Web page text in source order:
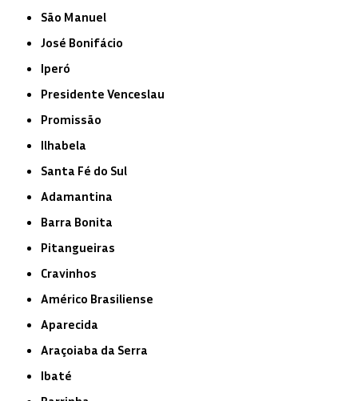
São Manuel
José Bonifácio
Iperó
Presidente Venceslau
Promissão
Ilhabela
Santa Fé do Sul
Adamantina
Barra Bonita
Pitangueiras
Cravinhos
Américo Brasiliense
Aparecida
Araçoiaba da Serra
Ibaté